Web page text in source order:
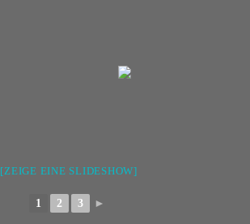
[ZEIGE EINE SLIDESHOW]
1 2 3 ►